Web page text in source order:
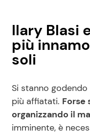
Ilary Blasi
più
soli
Si stanno
più affiatati. Forse
organizzando il
imminente, è